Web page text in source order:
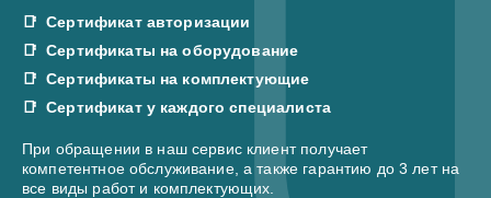
Сертификат авторизации
Сертификаты на оборудование
Сертификаты на комплектующие
Сертификат у каждого специалиста
При обращении в наш сервис клиент получает
компетентное обслуживание, а также гарантию до 3 лет на
все виды работ и комплектующих.